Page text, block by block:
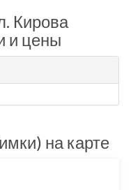
Кирова
и цены
на карте